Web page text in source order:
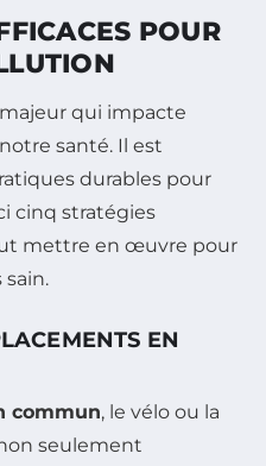
POUR
qui impacte
santé. Il est
durables pour
cinq stratégies
mettre en œuvre pour
EN
commun, le vélo ou la
seulement